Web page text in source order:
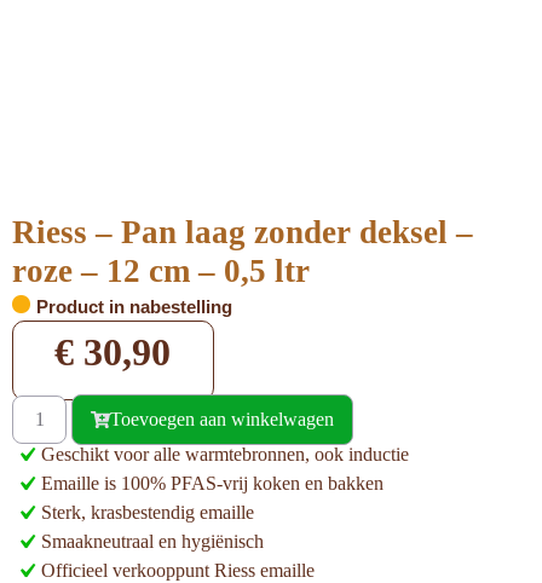
Riess – Pan laag zonder deksel –
roze – 12 cm – 0,5 ltr
Product in nabestelling
€ 30,90
Toevoegen aan winkelwagen
Geschikt voor alle warmtebronnen, ook inductie
Emaille is 100% PFAS-vrij koken en bakken
Sterk, krasbestendig emaille
Smaakneutraal en hygiënisch
Officieel verkooppunt Riess emaille